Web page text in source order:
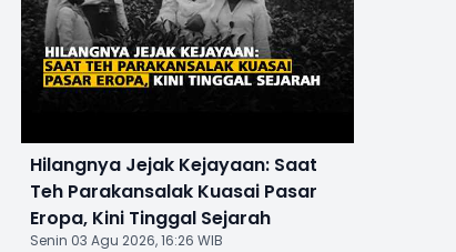
Hilangnya Jejak Kejayaan: Saat
Teh Parakansalak Kuasai Pasar
Eropa, Kini Tinggal Sejarah
Senin 03 Agu 2026, 16:26 WIB